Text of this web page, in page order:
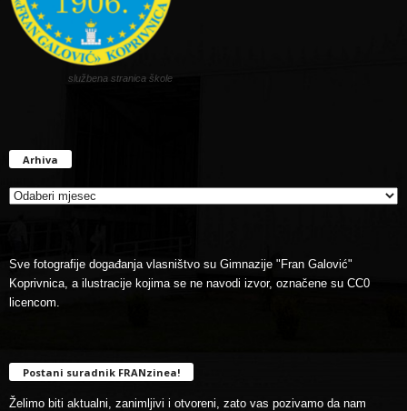
službena stranica škole
Arhiva
Sve fotografije događanja vlasništvo su Gimnazije "Fran Galović"
Koprivnica, a ilustracije kojima se ne navodi izvor, označene su CC0
licencom.
Postani suradnik FRANzinea!
Želimo biti aktualni, zanimljivi i otvoreni, zato vas pozivamo da nam